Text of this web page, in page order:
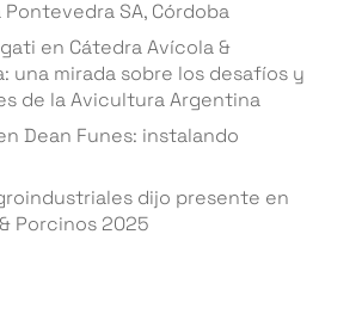
SA, Córdoba
en Cátedra Avícola &
una mirada sobre los desafíos y
de la Avicultura Argentina
Dean Funes: instalando
dijo presente en
Porcinos 2025